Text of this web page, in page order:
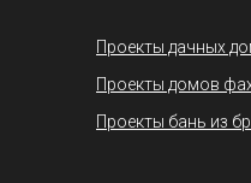
Проекты дачных
Проекты домов
Проекты бань из